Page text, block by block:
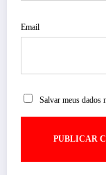
Email
Salvar meus dados